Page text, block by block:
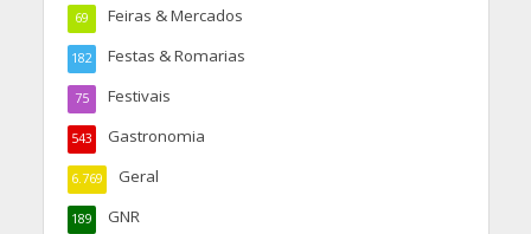
Feiras & Mercados
69
Festas & Romarias
182
Festivais
75
Gastronomia
543
Geral
6.769
GNR
189